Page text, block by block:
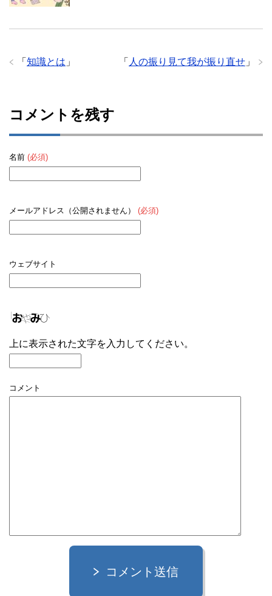
「 人の振り見て我が振り直せ 」
「 知識とは 」
コメントを残す
名前 (必須)
メールアドレス（公開されません） (必須)
ウェブサイト
上に表示された文字を入力してください。
コメント
コメント送信